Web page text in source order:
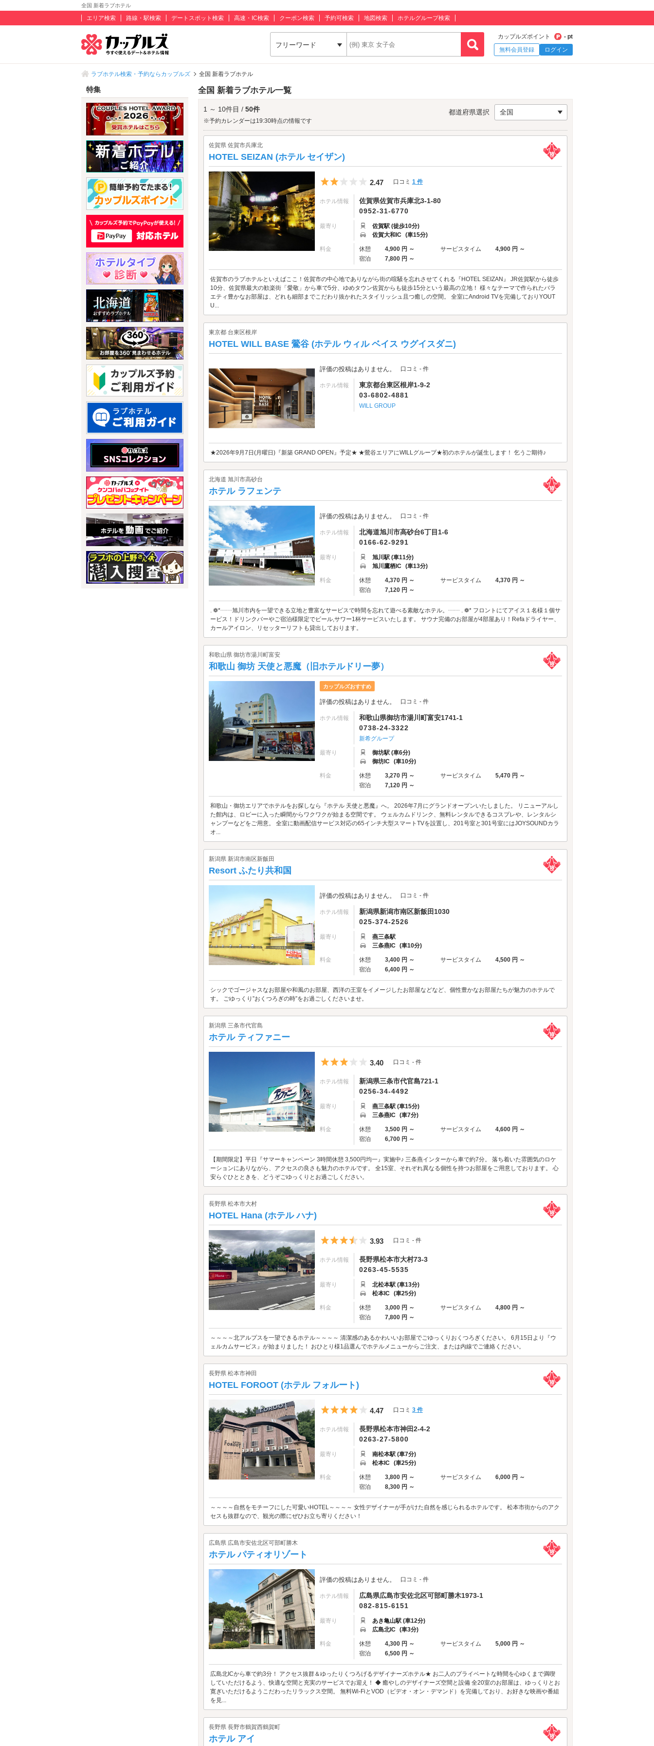
全国 新着ラブホテル
エリア検索 路線・駅検索 デートスポット検索 高速・IC検索 クーポン検索 予約可検索 地図検索 ホテルグループ検索
フリーワード
カップルズポイント
- pt
無料会員登録
ログイン
ラブホテル検索・予約ならカップルズ 全国 新着ラブホテル
全国 新着ラブホテル一覧
1 ～ 10件目 / 50件
※予約カレンダーは19:30時点の情報です
都道府県選択 全国
佐賀県 佐賀市兵庫北
HOTEL SEIZAN (ホテル セイザン)
5つ星のうち2
2.47 口コミ 1 件
ホテル情報
佐賀県佐賀市兵庫北3-1-80
0952-31-6770
最寄り
佐賀駅 (徒歩10分)
佐賀大和IC (車15分)
料金 休憩 4,900 円 ～ サービスタイム
4,900 円 ～
宿泊
7,800 円 ～
佐賀市のラブホテルといえばここ！佐賀市の中心地でありながら街の喧騒を忘れさせてくれる『HOTEL SEIZAN』 JR佐賀駅から徒歩
10分、佐賀県最大の歓楽街「愛敬」から車で5分、ゆめタウン佐賀からも徒歩15分という最高の立地！ 様々なテーマで作られたバラ
エティ豊かなお部屋は、どれも細部までこだわり抜かれたスタイリッシュ且つ癒しの空間。 全室にAndroid TVを完備しておりYOUT
U...
東京都 台東区根岸
HOTEL WILL BASE 鶯谷 (ホテル ウィル ベイス ウグイスダニ)
評価の投稿はありません。 口コミ - 件
ホテル情報
東京都台東区根岸1-9-2
03-6802-4881
WILL GROUP
★2026年9月7日(月曜日)『新築 GRAND OPEN』予定★ ★鶯谷エリアにWILLグループ★初のホテルが誕生します！ 乞うご期待♪
北海道 旭川市高砂台
ホテル ラフェンテ
評価の投稿はありません。 口コミ - 件
ホテル情報
北海道旭川市高砂台6丁目1-6
0166-62-9291
最寄り
旭川駅 (車11分)
旭川鷹栖IC (車13分)
料金 休憩 4,370 円 ～ サービスタイム
4,370 円 ～
宿泊
7,120 円 ～
. ❁*┈┈旭川市内を一望できる立地と豊富なサービスで時間を忘れて遊べる素敵なホテル。┈┈ . ❁* フロントにてアイス１名様１個サ
ービス！ドリンクバーやご宿泊様限定でビール,サワー1杯サービスいたします。 サウナ完備のお部屋が4部屋あり！Refaドライヤー、
カールアイロン、リセッターリフトも貸出しております。
和歌山県 御坊市湯川町富安
和歌山 御坊 天使と悪魔（旧ホテルドリー夢）
カップルズおすすめ
評価の投稿はありません。 口コミ - 件
ホテル情報
和歌山県御坊市湯川町富安1741-1
0738-24-3322
新希グループ
最寄り
御坊駅 (車6分)
御坊IC (車10分)
料金 休憩 3,270 円 ～ サービスタイム
5,470 円 ～
宿泊
7,120 円 ～
和歌山・御坊エリアでホテルをお探しなら『ホテル 天使と悪魔』へ。 2026年7月にグランドオープンいたしました。 リニューアルし
た館内は、ロビーに入った瞬間からワクワクが始まる空間です。 ウェルカムドリンク、無料レンタルできるコスプレや、レンタルシ
ャンプーなどをご用意。 全室に動画配信サービス対応の65インチ大型スマートTVを設置し、201号室と301号室にはJOYSOUNDカラ
オ...
新潟県 新潟市南区新飯田
Resort ふたり共和国
評価の投稿はありません。 口コミ - 件
ホテル情報
新潟県新潟市南区新飯田1030
025-374-2526
最寄り
燕三条駅
三条燕IC (車10分)
料金 休憩 3,400 円 ～ サービスタイム
4,500 円 ～
宿泊
6,400 円 ～
シックでゴージャスなお部屋や和風のお部屋、西洋の王室をイメージしたお部屋などなど、個性豊かなお部屋たちが魅力のホテルで
す。 ごゆっくり”おくつろぎの時”をお過ごしくださいませ。
新潟県 三条市代官島
ホテル ティファニー
5つ星のうち3
3.40 口コミ - 件
ホテル情報
新潟県三条市代官島721-1
0256-34-4492
最寄り
燕三条駅 (車15分)
三条燕IC (車7分)
料金 休憩 3,500 円 ～ サービスタイム
4,600 円 ～
宿泊
6,700 円 ～
【期間限定】平日『サマーキャンペーン 3時間休憩 3,500円均一』実施中♪ 三条燕インターから車で約7分。 落ち着いた雰囲気のロケ
ーションにありながら、アクセスの良さも魅力のホテルです。 全15室、それぞれ異なる個性を持つお部屋をご用意しております。 心
安らぐひとときを、どうぞごゆっくりとお過ごしください。
長野県 松本市大村
HOTEL Hana (ホテル ハナ)
5つ星のうち3.5
3.93 口コミ - 件
ホテル情報
長野県松本市大村73-3
0263-45-5535
最寄り
北松本駅 (車13分)
松本IC (車25分)
料金 休憩 3,000 円 ～ サービスタイム
4,800 円 ～
宿泊
7,800 円 ～
～～～～北アルプスを一望できるホテル～～～～ 清潔感のあるかわいいお部屋でごゆっくりおくつろぎください。 6月15日より『ウ
ェルカムサービス』が始まりました！ おひとり様1品選んでホテルメニューからご注文、または内線でご連絡ください。
長野県 松本市神田
HOTEL FOROOT (ホテル フォルート)
5つ星のうち4
4.47 口コミ 3 件
ホテル情報
長野県松本市神田2-4-2
0263-27-5800
最寄り
南松本駅 (車7分)
松本IC (車25分)
料金 休憩 3,800 円 ～ サービスタイム
6,000 円 ～
宿泊
8,300 円 ～
～～～～自然をモチーフにした可愛いHOTEL～～～～ 女性デザイナーが手がけた自然を感じられるホテルです。 松本市街からのアク
セスも抜群なので、観光の際にぜひお立ち寄りください！
広島県 広島市安佐北区可部町勝木
ホテル パティオリゾート
評価の投稿はありません。 口コミ - 件
ホテル情報
広島県広島市安佐北区可部町勝木1973-1
082-815-6151
最寄り
あき亀山駅 (車12分)
広島北IC (車3分)
料金 休憩 4,300 円 ～ サービスタイム
5,000 円 ～
宿泊
6,500 円 ～
広島北ICから車で約3分！ アクセス抜群＆ゆったりくつろげるデザイナーズホテル★ お二人のプライベートな時間を心ゆくまで満喫
していただけるよう、快適な空間と充実のサービスでお迎え！ ◆ 癒やしのデザイナーズ空間と設備 全20室のお部屋は、ゆっくりとお
寛ぎいただけるようこだわったリラックス空間。 無料Wi-FiとVOD（ビデオ・オン・デマンド）を完備しており、お好きな映画や番組
を見...
長野県 長野市鶴賀西鶴賀町
ホテル アイ
特集